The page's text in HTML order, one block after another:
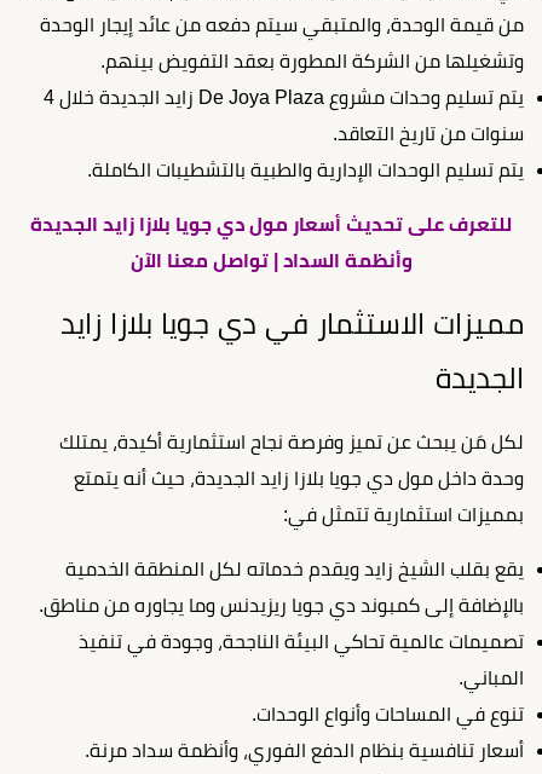
من قيمة الوحدة، والمتبقي سيتم دفعه من عائد إيجار الوحدة
وتشغيلها من الشركة المطورة بعقد التفويض بينهم.
يتم تسليم وحدات مشروع De Joya Plaza زايد الجديدة خلال 4
سنوات من تاريخ التعاقد.
يتم تسليم الوحدات الإدارية والطبية بالتشطيبات الكاملة.
للتعرف على تحديث أسعار مول دي جويا بلازا زايد الجديدة
وأنظمة السداد | تواصل معنا الآن
مميزات الاستثمار في دي جويا بلازا زايد
الجديدة
لكل مَن يبحث عن تميز وفرصة نجاح استثمارية أكيدة، يمتلك
وحدة داخل مول دي جويا بلازا زايد الجديدة، حيث أنه يتمتع
بمميزات استثمارية تتمثل في:
يقع بقلب الشيخ زايد ويقدم خدماته لكل المنطقة الخدمية
بالإضافة إلى كمبوند دي جويا ريزيدنس وما يجاوره من مناطق.
تصميمات عالمية تحاكي البيئة الناجحة، وجودة في تنفيذ
المباني.
تنوع في المساحات وأنواع الوحدات.
أسعار تنافسية بنظام الدفع الفوري، وأنظمة سداد مرنة.